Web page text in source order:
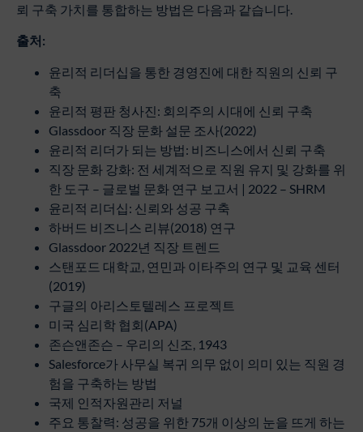
뢰 구축 가치를 통합하는 방법은 다음과 같습니다.
출처:
윤리적 리더십을 통한 경영진에 대한 직원의 신뢰 구
축
윤리적 평판 청사진: 회의주의 시대에 신뢰 구축
Glassdoor 직장 문화 설문 조사(2022)
윤리적 리더가 되는 방법: 비즈니스에서 신뢰 구축
직장 문화 강화: 전 세계적으로 직원 유지 및 강화를 위
한 도구 – 글로벌 문화 연구 보고서 | 2022 – SHRM
윤리적 리더십: 신뢰와 성공 구축
하버드 비즈니스 리뷰(2018) 연구
Glassdoor 2022년 직장 트렌드
스탠포드 대학교, 연민과 이타주의 연구 및 교육 센터
(2019)
구글의 아리스토텔레스 프로젝트
미국 심리학 협회(APA)
존슨앤존슨 – 우리의 신조, 1943
Salesforce가 사무실 복귀 의무 없이 의미 있는 직원 경
험을 구축하는 방법
국제 인적자원관리 저널
주요 통찰력: 성공을 위한 75개 이상의 눈을 뜨게 하는